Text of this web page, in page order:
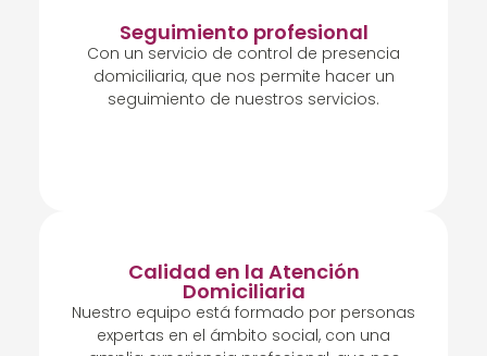
Seguimiento profesional
Con un servicio de control de presencia
domiciliaria, que nos permite hacer un
seguimiento de nuestros servicios.
Calidad en la Atención
Domiciliaria
Nuestro equipo está formado por personas
expertas en el ámbito social, con una